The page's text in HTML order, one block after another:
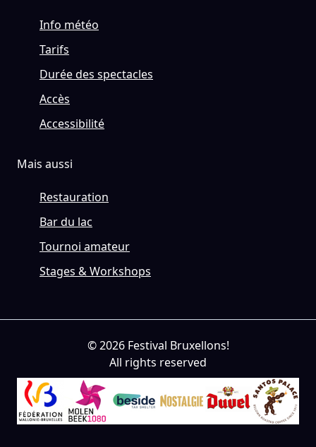
Info météo
Tarifs
Durée des spectacles
Accès
Accessibilité
Mais aussi
Restauration
Bar du lac
Tournoi amateur
Stages & Workshops
© 2026 Festival Bruxellons!
All rights reserved